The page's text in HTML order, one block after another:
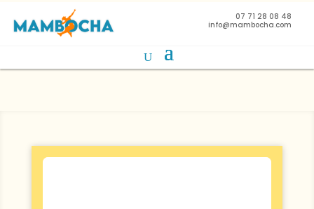
07 71 28 08 48
info@mambocha.com